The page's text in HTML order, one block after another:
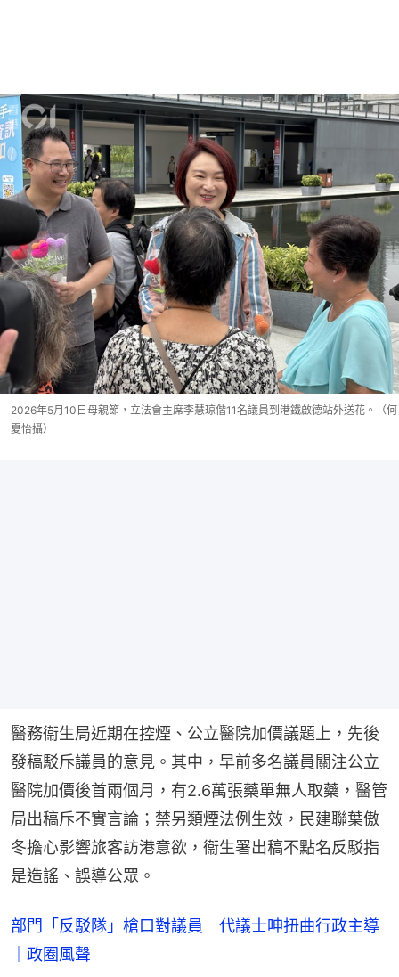
2026年5月10日母親節，立法會主席李慧琼偕11名議員到港鐵啟德站外送花。（何
夏怡攝）
醫務衞生局近期在控煙、公立醫院加價議題上，先後
發稿駁斥議員的意見。其中，早前多名議員關注公立
醫院加價後首兩個月，有2.6萬張藥單無人取藥，醫管
局出稿斥不實言論；禁另類煙法例生效，民建聯葉傲
冬擔心影響旅客訪港意欲，衞生署出稿不點名反駁指
是造謠、誤導公眾。
部門「反駁隊」槍口對議員 代議士呻扭曲行政主導
｜政圈風聲